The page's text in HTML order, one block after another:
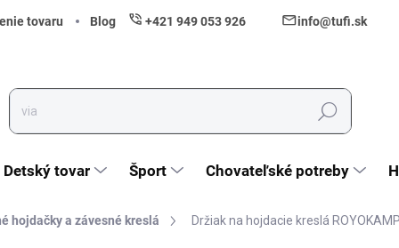
tovaru Blog +421 949 053 926 info@tufi.sk
Hľadať
Detský tovar Šport Chovateľské potreby
hojdačky a závesné kreslá Držiak na hojdacie kreslá